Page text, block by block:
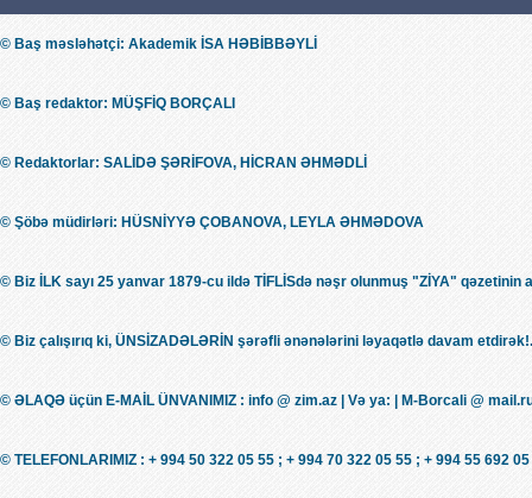
© Baş məsləhətçi: Akademik İSA HƏBİBBƏYLİ
© Baş redaktor: MÜŞFİQ BORÇALI
© Redaktorlar: SALİDƏ ŞƏRİFOVA, HİCRAN ƏHMƏDLİ
© Şöbə müdirləri: HÜSNİYYƏ ÇOBANOVA, LEYLA ƏHMƏDOVA
© Biz İLK sayı 25 yanvar 1879-cu ildə TİFLİSdə nəşr olunmuş "ZİYA" qəzetinin
© Biz çalışırıq ki, ÜNSİZADƏLƏRİN şərəfli ənənələrini ləyaqətlə davam
© ƏLAQƏ üçün E-MAİL ÜNVANIMIZ : info @ zim.az | Və ya: | M-Borcali @
© TELEFONLARIMIZ : + 994 50 322 05 55 ; + 994 70 322 05 55 ; + 994 55 692